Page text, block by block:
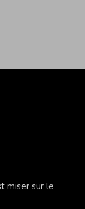
miser sur le